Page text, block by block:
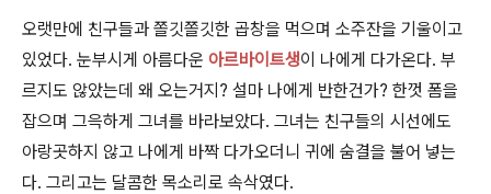
오랫만에 친구들과 쫄깃쫄깃한 곱창을 먹으며 소주잔을 기울이고
있었다. 눈부시게 아름다운 아르바이트생이 나에게 다가온다. 부
르지도 않았는데 왜 오는거지? 설마 나에게 반한건가? 한껏 폼을
잡으며 그윽하게 그녀를 바라보았다. 그녀는 친구들의 시선에도
아랑곳하지 않고 나에게 바짝 다가오더니 귀에 숨결을 불어 넣는
다. 그리고는 달콤한 목소리로 속삭였다.